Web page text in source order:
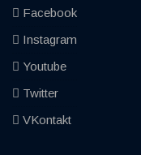
Facebook
Instagram
Youtube
Twitter
VKontakt